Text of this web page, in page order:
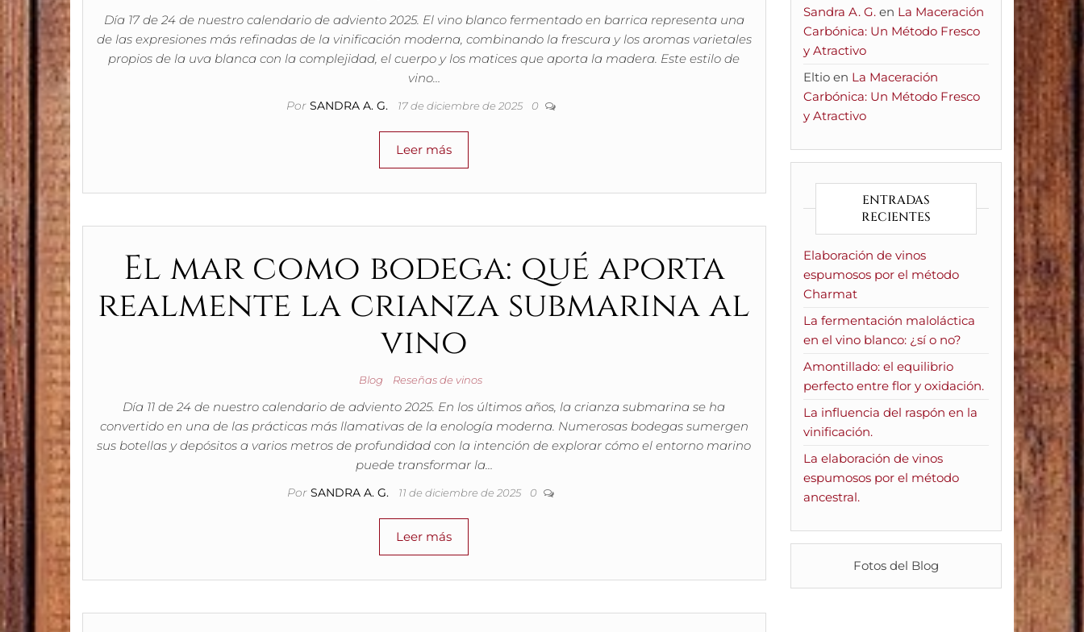
Día 17 de 24 de nuestro calendario de adviento 2025. El vino blanco fermentado en barrica representa una
de las expresiones más refinadas de la vinificación moderna, combinando la frescura y los aromas varietales
propios de la uva blanca con la complejidad, el cuerpo y los matices que aporta la madera. Este estilo de
vino…
Por SANDRA A. G. 17 de diciembre de 2025 0
Leer más
El mar como bodega: qué aporta
realmente la crianza submarina al
vino
Blog Reseñas de vinos
Día 11 de 24 de nuestro calendario de adviento 2025. En los últimos años, la crianza submarina se ha
convertido en una de las prácticas más llamativas de la enología moderna. Numerosas bodegas sumergen
sus botellas y depósitos a varios metros de profundidad con la intención de explorar cómo el entorno marino
puede transformar la…
Por SANDRA A. G. 11 de diciembre de 2025 0
Leer más
Sandra A. G.en La Maceración
Carbónica: Un Método Fresco
y Atractivo
Eltioen La Maceración
Carbónica: Un Método Fresco
y Atractivo
ENTRADAS
RECIENTES
Elaboración de vinos
espumosos por el método
Charmat
La fermentación maloláctica
en el vino blanco: ¿sí o no?
Amontillado: el equilibrio
perfecto entre flor y oxidación.
La influencia del raspón en la
vinificación.
La elaboración de vinos
espumosos por el método
ancestral.
Fotos del Blog